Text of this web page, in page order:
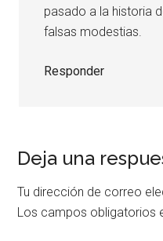
pasado a la historia
falsas modestias.
Responder
Deja una
Tu dirección de correo
Los campos